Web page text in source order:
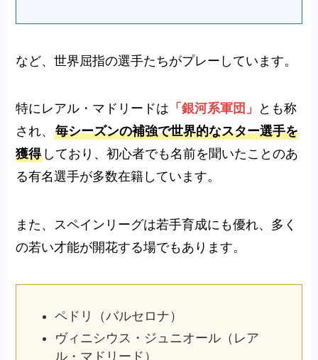
など、世界屈指の選手たちがプレーしています。
特にレアル・マドリードは 「銀河系軍団」
とも称
され、毎シーズンの補強で世界的なスター選手を
獲得 しており、初心者でも名前を聞いたことのあ
る有名選手が多数在籍しています。
また、スペインリーグは若手育成にも優れ、多く
の若い才能が開花する場でもあります。
ペドリ（バルセロナ）
ヴィニシウス・ジュニオール（レア
ル・マドリード）